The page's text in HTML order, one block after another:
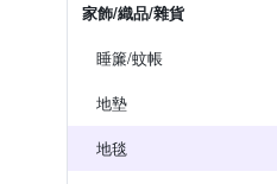
家飾/織品/雜貨
睡簾/蚊帳
地墊
地毯